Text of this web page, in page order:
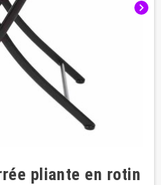
chevron_right
pliante en rotin